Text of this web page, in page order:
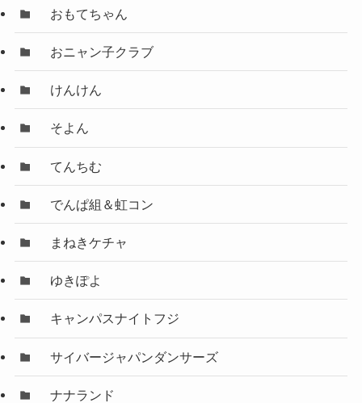
おもてちゃん
おニャン子クラブ
けんけん
そよん
てんちむ
でんぱ組＆虹コン
まねきケチャ
ゆきぽよ
キャンパスナイトフジ
サイバージャパンダンサーズ
ナナランド